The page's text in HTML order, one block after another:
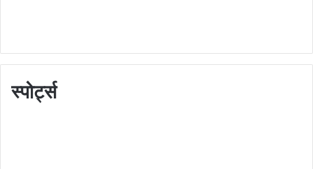
स्पोर्ट्स